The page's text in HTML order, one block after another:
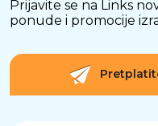
Prijavite se na Links
ponude i promocije